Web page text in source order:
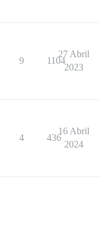
9 1104
27 Abril
2023
4 436
16 Abril
2024